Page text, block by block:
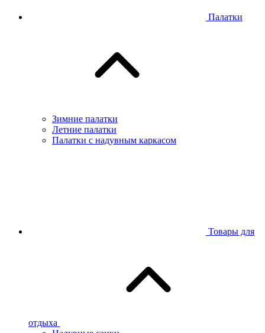
Палатки
Зимние палатки
Летние палатки
Палатки с надувным каркасом
Товары для
отдыха